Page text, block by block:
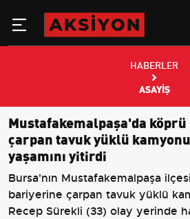
HABERLER
ASAYIŞ
Mustafakemalpaşa'da
çarpan tavuk yüklü
yaşamını yitirdi
Bursa'nın Mustafakemalpaşa
bariyerine çarpan tavuk yüklü
Recep Sürekli (33) olay yerinde